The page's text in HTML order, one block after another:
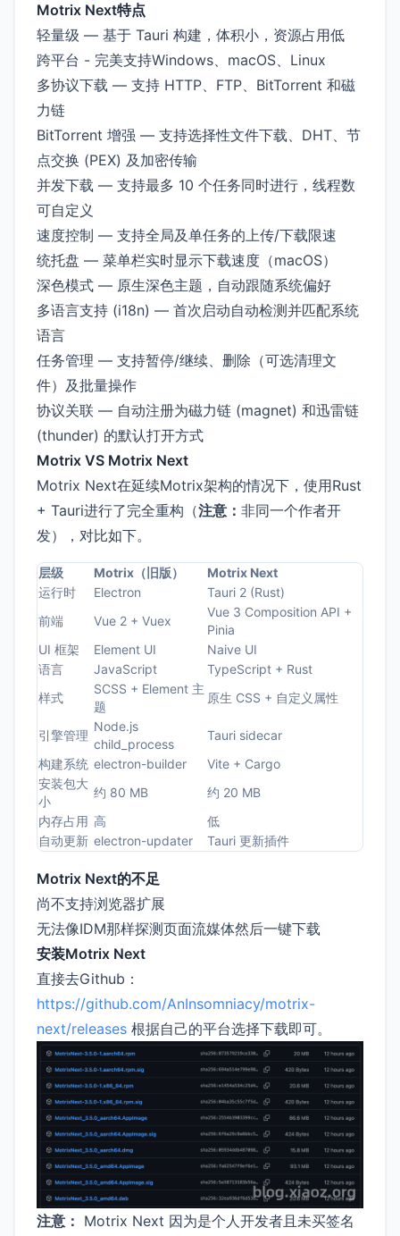
Motrix Next特点
轻量级 — 基于 Tauri 构建，体积小，资源占用低
跨平台 - 完美支持Windows、macOS、Linux
多协议下载 — 支持 HTTP、FTP、BitTorrent 和磁
力链
BitTorrent 增强 — 支持选择性文件下载、DHT、节
点交换 (PEX) 及加密传输
并发下载 — 支持最多 10 个任务同时进行，线程数
可自定义
速度控制 — 支持全局及单任务的上传/下载限速
统托盘 — 菜单栏实时显示下载速度（macOS）
深色模式 — 原生深色主题，自动跟随系统偏好
多语言支持 (i18n) — 首次启动自动检测并匹配系统
语言
任务管理 — 支持暂停/继续、删除（可选清理文
件）及批量操作
协议关联 — 自动注册为磁力链 (magnet) 和迅雷链
(thunder) 的默认打开方式
Motrix VS Motrix Next
Motrix Next在延续Motrix架构的情况下，使用Rust
+ Tauri进行了完全重构（注意： 非同一个作者开
发），对比如下。
层级 Motrix（旧版）
Motrix Next
运行时
Electron
Tauri 2 (Rust)
前端
Vue 2 + Vuex
Vue 3 Composition API +
Pinia
UI 框架
Element UI
Naive UI
语言
JavaScript
TypeScript + Rust
样式
SCSS + Element 主
题
原生 CSS + 自定义属性
引擎管理
Node.js
child_process
Tauri sidecar
构建系统 electron-builder
Vite + Cargo
安装包大
小
约 80 MB
约 20 MB
内存占用 高
低
自动更新 electron-updater Tauri 更新插件
Motrix Next的不足
尚不支持浏览器扩展
无法像IDM那样探测页面流媒体然后一键下载
安装Motrix Next
直接去Github：
https://github.com/AnInsomniacy/motrix-
next/releases 根据自己的平台选择下载即可。
注意： Motrix Next 因为是个人开发者且未买签名